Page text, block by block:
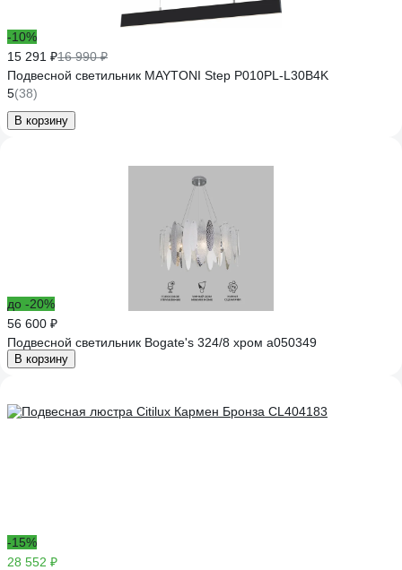
-10%
15 291 ₽16 990 ₽
Подвесной светильник MAYTONI Step P010PL-L30B4K
5(38)
В корзину
до -20%
56 600 ₽
Подвесной светильник Bogate's 324/8 хром a050349
В корзину
-15%
28 552 ₽